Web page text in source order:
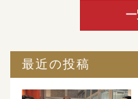
最近の投稿